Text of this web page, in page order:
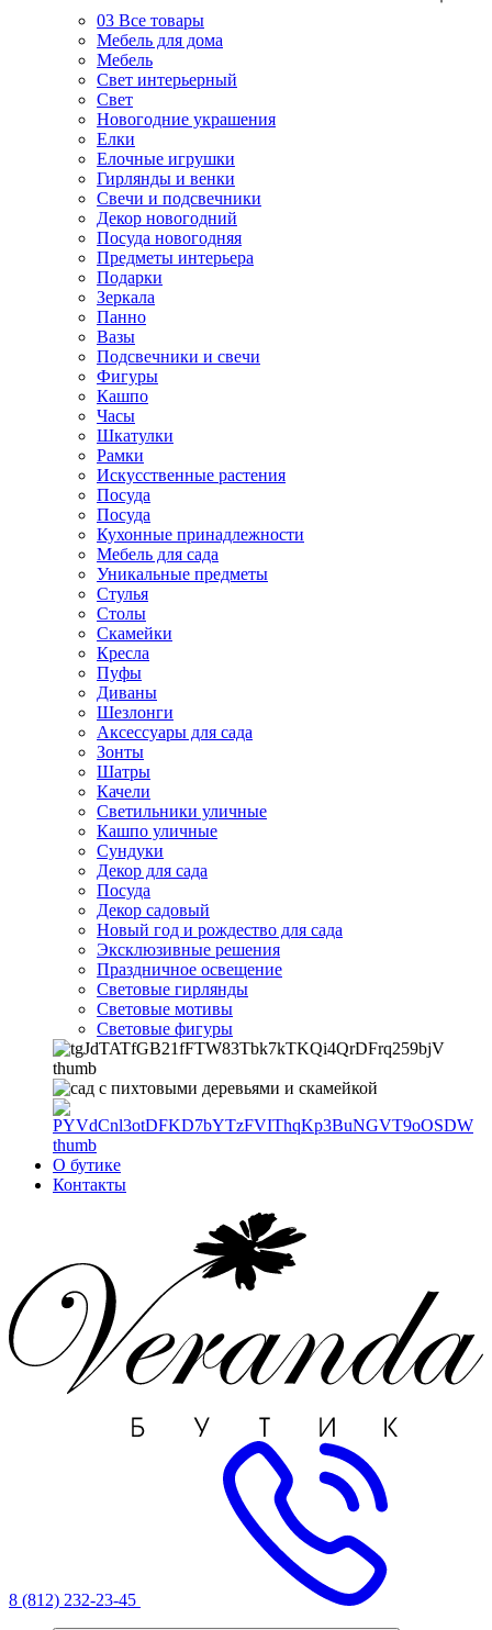
03 Все товары
Мебель для дома
Мебель
Свет интерьерный
Свет
Новогодние украшения
Елки
Елочные игрушки
Гирлянды и венки
Свечи и подсвечники
Декор новогодний
Посуда новогодняя
Предметы интерьера
Подарки
Зеркала
Панно
Вазы
Подсвечники и свечи
Фигуры
Кашпо
Часы
Шкатулки
Рамки
Искусственные растения
Посуда
Посуда
Кухонные принадлежности
Мебель для сада
Уникальные предметы
Стулья
Столы
Скамейки
Кресла
Пуфы
Диваны
Шезлонги
Аксессуары для сада
Зонты
Шатры
Качели
Cветильники уличные
Кашпо уличные
Сундуки
Декор для сада
Посуда
Декор садовый
Новый год и рождество для сада
Эксклюзивные решения
Праздничное освещение
Световые гирлянды
Световые мотивы
Световые фигуры
О бутике
Контакты
8 (812) 232-23-45